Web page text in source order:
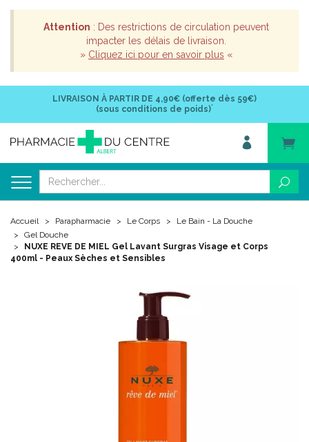
Attention : Des restrictions de circulation peuvent
impacter les délais de livraison.
» Cliquez ici pour en savoir plus «
LIVRAISON À PARTIR DE 4,90€ (offerte dès 59€)
(sous conditions de poids)*
Accueil Parapharmacie Le Corps
Le Bain - La Douche
Gel Douche
NUXE REVE DE MIEL Gel Lavant Surgras Visage et Corps
400ml - Peaux Sèches et Sensibles